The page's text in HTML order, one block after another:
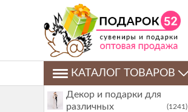
КАТАЛОГ ТОВАРОВ
Декор и подарки для
различных
(1241)